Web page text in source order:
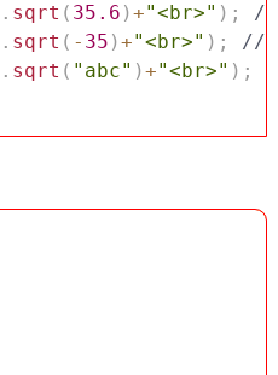
. sqrt ( 35.6 )+"<br>" ) ;
//
. sqrt ( - 35 )+"<br>" ) ;
//
. sqrt ( "abc" )+"<br>" ) ;